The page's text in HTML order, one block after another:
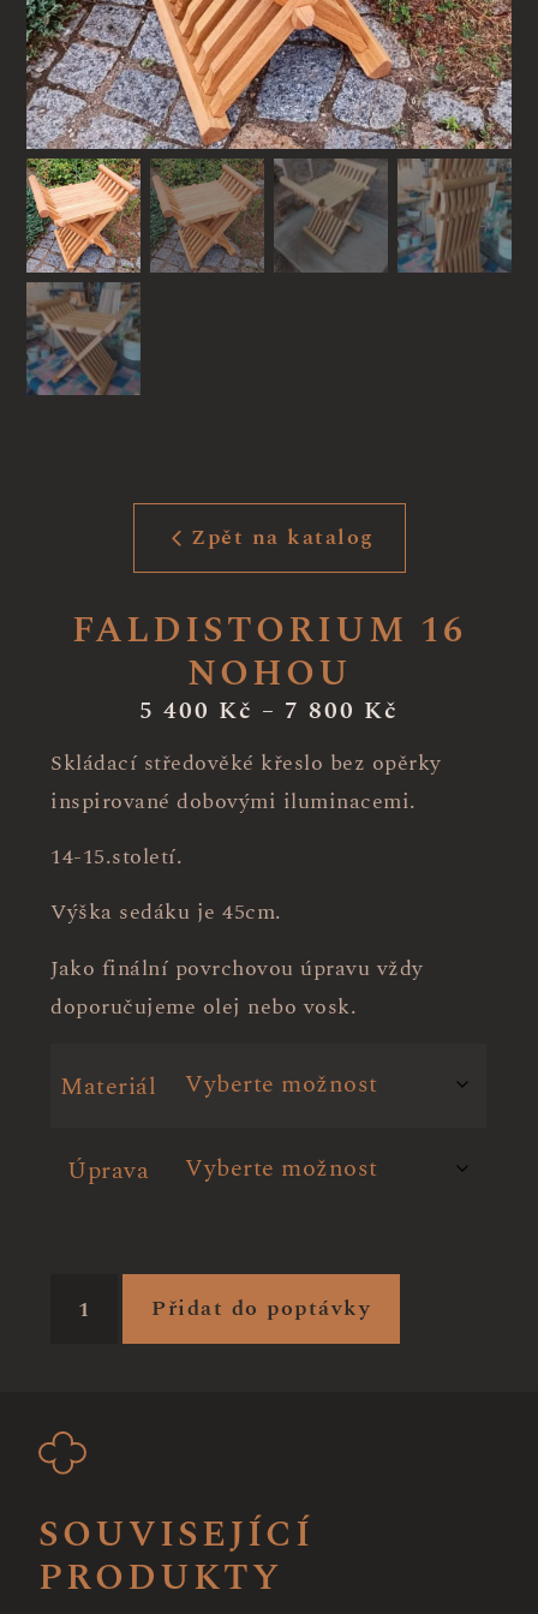
Zpět na katalog
FALDISTORIUM 16
NOHOU
5 400 Kč – 7 800 Kč
Skládací středověké křeslo bez opěrky
inspirované dobovými iluminacemi.
14-15.století.
Výška sedáku je 45cm.
Jako finální povrchovou úpravu vždy
doporučujeme olej nebo vosk.
Materiál
Úprava
Přidat do poptávky
SOUVISEJÍCÍ
PRODUKTY